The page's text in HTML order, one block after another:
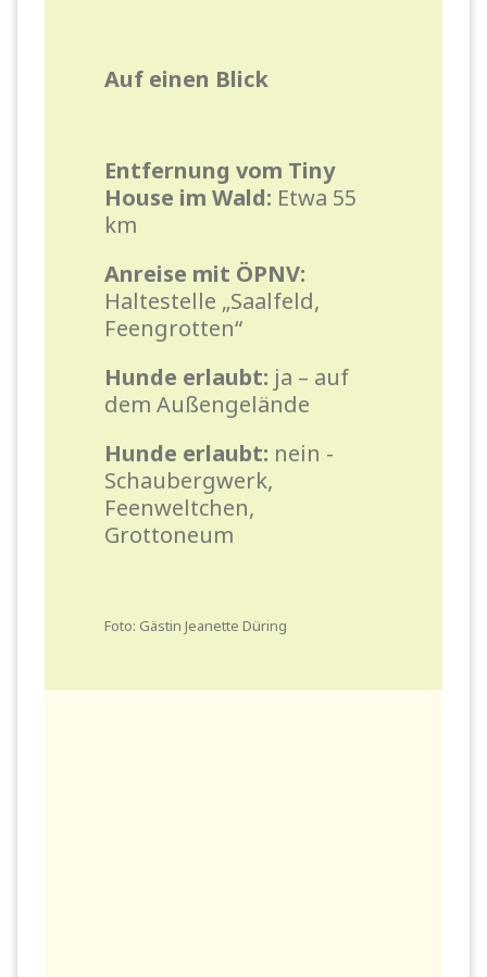
Auf einen Blick
Entfernung vom Tiny
House im Wald: Etwa 55
km
Anreise mit ÖPNV:
Haltestelle „Saalfeld,
Feengrotten“
Hunde erlaubt: ja – auf
dem Außengelände
Hunde erlaubt: nein -
Schaubergwerk,
Feenweltchen,
Grottoneum
Foto: Gästin Jeanette Düring